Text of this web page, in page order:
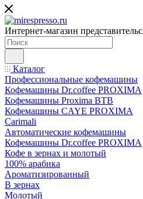
Интернет-магазин
Каталог
Профессиональные кофемашины
Кофемашины Dr.coffee PROXIMA
Кофемашины Proxima BTB
Кофемашины CAYE PROXIMA
Carimali
Автоматические кофемашины
Кофемашины Dr.coffee PROXIMA
Кофе в зернах и молотый
100% арабика
Ароматизированный
В зернах
Молотый